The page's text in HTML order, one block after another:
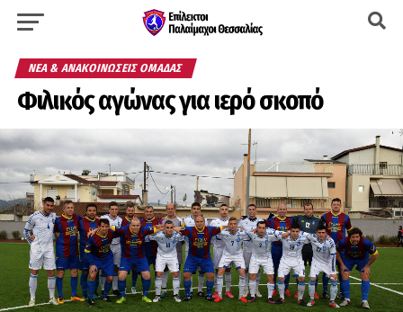
ΝΈΑ & ΑΝΑΚΟΙΝΏΣΕΙΣ ΟΜΆΔΑΣ
Φιλικός αγώνας για ιερό σκοπό